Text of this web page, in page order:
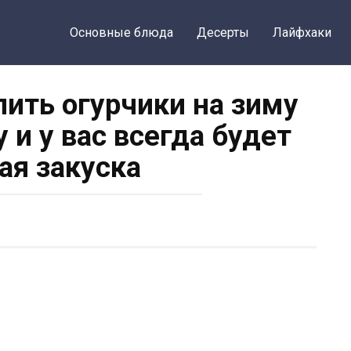
Основные блюда Десерты Лайфхаки
огурчики на зиму
у вас всегда будет
закуска